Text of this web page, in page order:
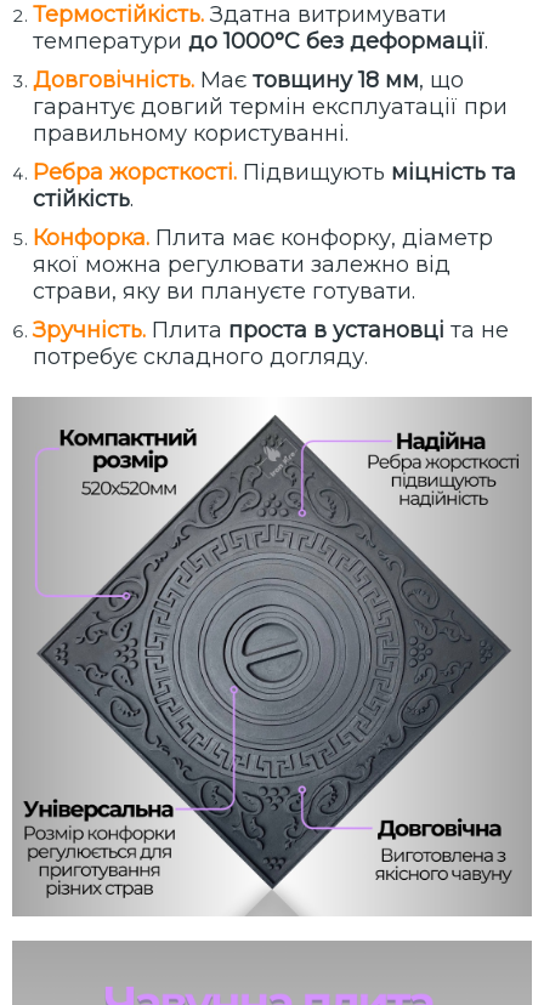
Термостійкість. Здатна витримувати
температури до 1000°C без деформації.
Довговічність. Має товщину 18 мм, що
гарантує довгий термін експлуатації при
правильному користуванні.
Ребра жорсткості. Підвищують міцність та
стійкість.
Конфорка. Плита має конфорку, діаметр
якої можна регулювати залежно від
страви, яку ви плануєте готувати.
Зручність. Плита проста в установці та не
потребує складного догляду.